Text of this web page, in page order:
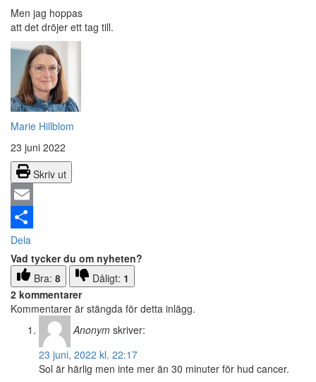
Men jag hoppas
att det dröjer ett tag till.
Marie Hillblom
23 juni 2022
Skriv ut
Email
Dela
Vad tycker du om nyheten?
Bra: 8 Dåligt: 1
2 kommentarer
Kommentarer är stängda för detta inlägg.
Anonym skriver:
23 juni, 2022 kl. 22:17
Sol är härlig men inte mer än 30 minuter för hud cancer.